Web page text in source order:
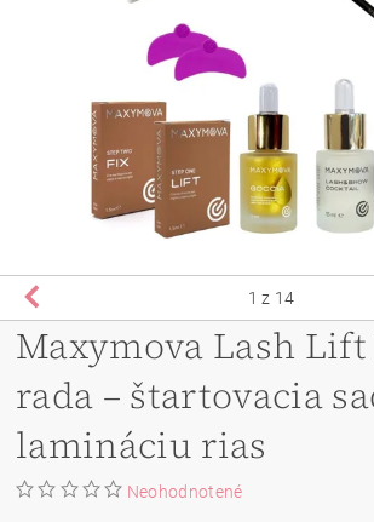
1 z 14
Maxymova Lash
rada – štartovacia
lamináciu rias
Neohodnotené